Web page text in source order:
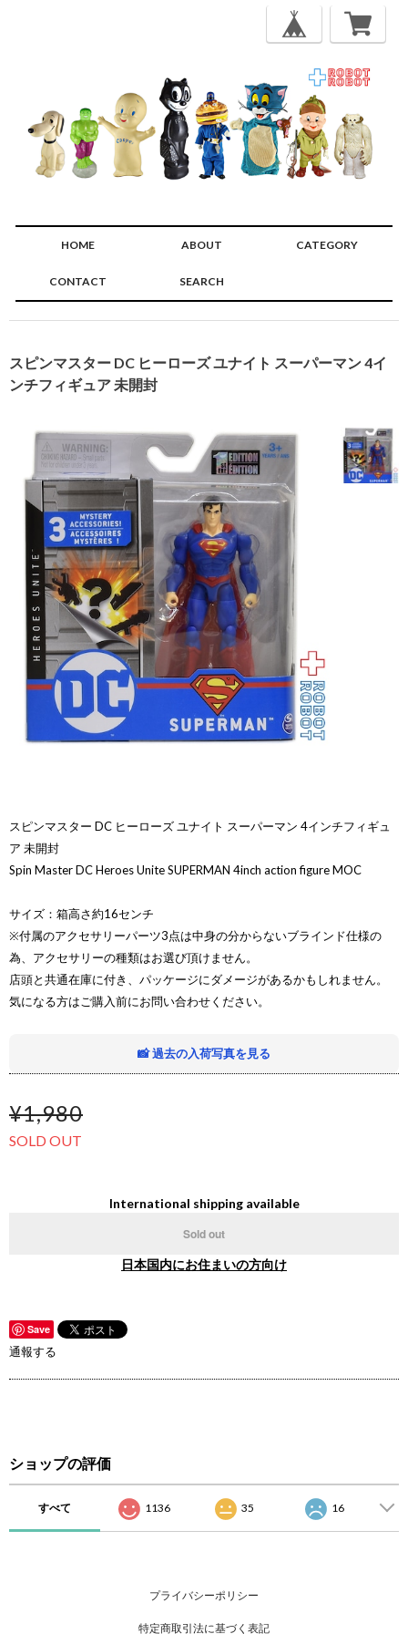
HOME ABOUT CATEGORY
CONTACT SEARCH
スピンマスター DC ヒーローズ ユナイト スーパーマン 4イ
ンチフィギュア 未開封
スピンマスター DC ヒーローズ ユナイト スーパーマン 4インチフィギュ
ア 未開封
Spin Master DC Heroes Unite SUPERMAN 4inch action figure MOC
サイズ：箱高さ約16センチ
※付属のアクセサリーパーツ3点は中身の分からないブラインド仕様の
為、アクセサリーの種類はお選び頂けません。
店頭と共通在庫に付き、パッケージにダメージがあるかもしれません。
気になる方はご購入前にお問い合わせください。
📸 過去の入荷写真を見る
¥1,980
SOLD OUT
International shipping available
Sold out
日本国内にお住まいの方向け
Save
通報する
ショップの評価
すべて 1136 35 16
プライバシーポリシー
特定商取引法に基づく表記